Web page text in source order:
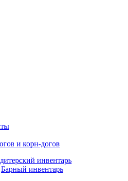
и корн-догов
инвентарь
Барный инвентарь